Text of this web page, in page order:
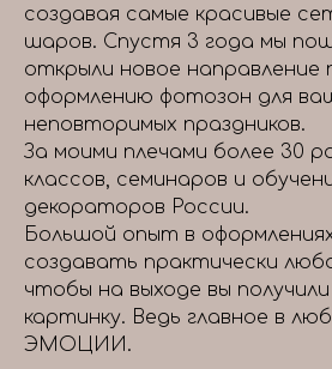
создавая самые красивые
шаров. Спустя 3 года мы
открыли новое направление
оформлению фотозон для
неповторимых праздников.
За моими плечами более 30
классов, семинаров и
декораторов России.
Большой опыт в
создавать практически
чтобы на выходе вы
картинку. Ведь главное в
ЭМОЦИИ.